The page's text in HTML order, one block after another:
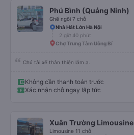
Phú Bình (Quảng Ninh)
Ghế ngồi 7 chỗ
Nhà Hát Lớn Hà Nội
2 giờ 40 phút
Chợ Trung Tâm Uông Bí
Chú tài xế thân thiện lắm ạ.
Không cần thanh toán trước
Xác nhận chỗ ngay lập tức
Xuân Trường Limousine
Limousine 11 chỗ